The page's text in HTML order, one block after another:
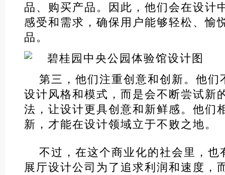
品、购买产品。因此，他们会在设计
感受和需求，确保用户能够轻松、愉
品。
第三，他们注重创意和创新。他们
设计风格和模式，而是会不断尝试新
法，让设计更具创意和新鲜感。他们
新，才能在设计领域立于不败之地。
不过，在这个商业化的社会里，也
展厅设计公司为了追求利润和速度，